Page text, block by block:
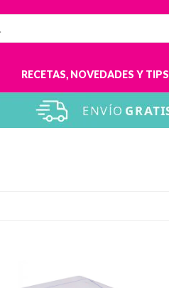
RECETAS, NOVEDADES Y TIPS